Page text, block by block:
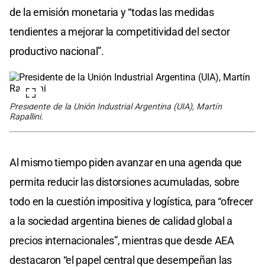
de la emisión monetaria y “todas las medidas
tendientes a mejorar la competitividad del sector
productivo nacional”.
Presidente de la Unión Industrial Argentina (UIA), Martín
Rapallini.
Al mismo tiempo piden avanzar en una agenda que
permita reducir las distorsiones acumuladas, sobre
todo en la cuestión impositiva y logística, para “ofrecer
a la sociedad argentina bienes de calidad global a
precios internacionales”, mientras que desde AEA
destacaron “el papel central que desempeñan las